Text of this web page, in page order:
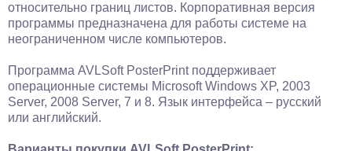
относительно границ листов. Корпоративная версия
программы предназначена для работы системе на
неограниченном числе компьютеров.
Программа AVLSoft PosterPrint поддерживает
операционные системы Microsoft Windows XP, 2003
Server, 2008 Server, 7 и 8. Язык интерфейса – русский
или английский.